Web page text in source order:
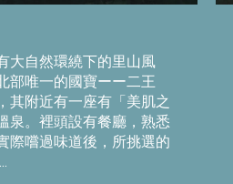
大自然環繞下的里山風
部唯一的國寶ーー二王
其附近有一座有「美肌之
泉。裡頭設有餐廳，熟悉
際嚐過味道後，所挑選的